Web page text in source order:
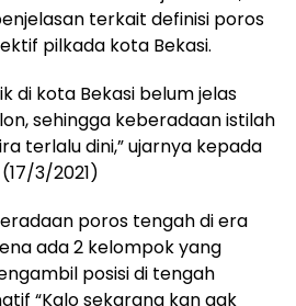
terkait definisi poros
pilkada kota Bekasi.
di kota Bekasi belum jelas
sehingga keberadaan istilah
terlalu dini,” ujarnya kepada
3/2021)
poros tengah di era
ada 2 kelompok yang
posisi di tengah
“Kalo sekarang kan gak